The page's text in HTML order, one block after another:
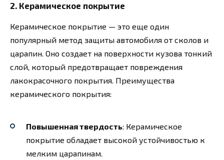
2. Керамическое покрытие
Керамическое покрытие — это еще один
популярный метод защиты автомобиля от сколов и
царапин. Оно создает на поверхности кузова тонкий
слой, который предотвращает повреждения
лакокрасочного покрытия. Преимущества
керамического покрытия:
Повышенная твердость: Керамическое
покрытие обладает высокой устойчивостью к
мелким царапинам.